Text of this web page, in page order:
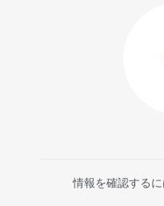
情報を確認する